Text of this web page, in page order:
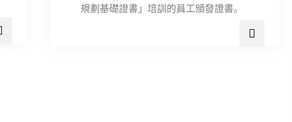
規劃基礎證書」培訓的員工頒發證書。